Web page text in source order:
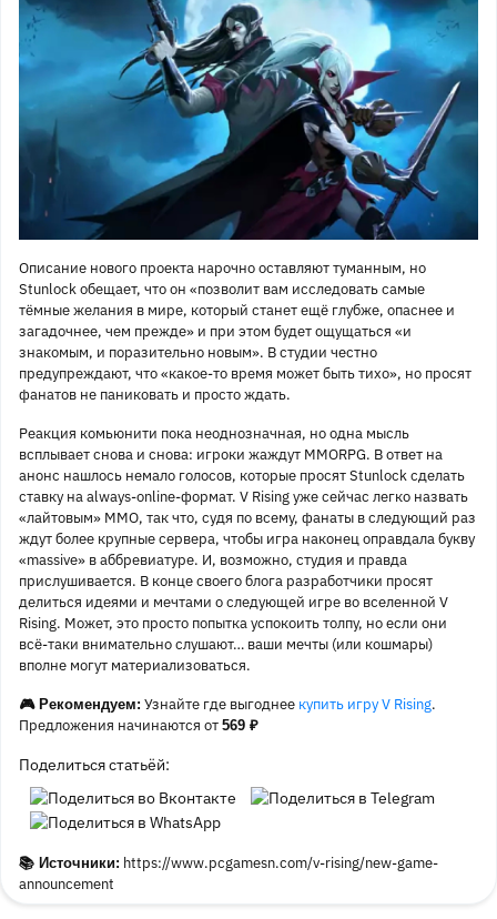
Описание нового проекта нарочно оставляют туманным, но
Stunlock обещает, что он «позволит вам исследовать самые
тёмные желания в мире, который станет ещё глубже, опаснее и
загадочнее, чем прежде» и при этом будет ощущаться «и
знакомым, и поразительно новым». В студии честно
предупреждают, что «какое-то время может быть тихо», но просят
фанатов не паниковать и просто ждать.
Реакция комьюнити пока неоднозначная, но одна мысль
всплывает снова и снова: игроки жаждут MMORPG. В ответ на
анонс нашлось немало голосов, которые просят Stunlock сделать
ставку на always-online-формат. V Rising уже сейчас легко назвать
«лайтовым» MMO, так что, судя по всему, фанаты в следующий раз
ждут более крупные сервера, чтобы игра наконец оправдала букву
«massive» в аббревиатуре. И, возможно, студия и правда
прислушивается. В конце своего блога разработчики просят
делиться идеями и мечтами о следующей игре во вселенной V
Rising. Может, это просто попытка успокоить толпу, но если они
всё-таки внимательно слушают… ваши мечты (или кошмары)
вполне могут материализоваться.
🎮 Рекомендуем: Узнайте где выгоднее купить игру V Rising.
Предложения начинаются от 569 ₽
Поделиться статьёй:
📚 Источники: https://www.pcgamesn.com/v-rising/new-game-
announcement